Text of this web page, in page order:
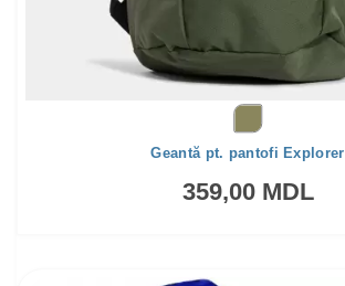
Geantă pt. pantofi Explorer
359,00 MDL